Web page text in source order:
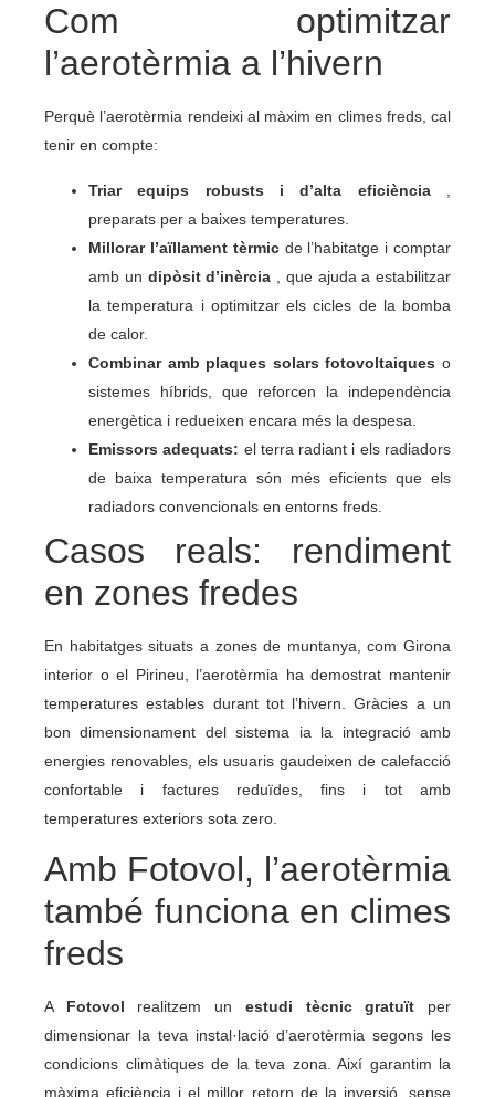
Com optimitzar
l’aerotèrmia a l’hivern
Perquè l’aerotèrmia rendeixi al màxim en climes freds, cal
tenir en compte:
Triar equips robusts i d’alta eficiència,
preparats per a baixes temperatures.
Millorar l’aïllament tèrmicde l’habitatge i comptar
amb un dipòsit d’inèrcia , que ajuda a estabilitzar
la temperatura i optimitzar els cicles de la bomba
de calor.
Combinar amb plaques solars fotovoltaiques o
sistemes híbrids, que reforcen la independència
energètica i redueixen encara més la despesa.
Emissors adequats: el terra radiant i els radiadors
de baixa temperatura són més eficients que els
radiadors convencionals en entorns freds.
Casos reals: rendiment
en zones fredes
En habitatges situats a zones de muntanya, com Girona
interior o el Pirineu, l’aerotèrmia ha demostrat mantenir
temperatures estables durant tot l’hivern. Gràcies a un
bon dimensionament del sistema ia la integració amb
energies renovables, els usuaris gaudeixen de calefacció
confortable i factures reduïdes, fins i tot amb
temperatures exteriors sota zero.
Amb Fotovol, l’aerotèrmia
també funciona en climes
freds
A Fotovol realitzem un estudi tècnic gratuït per
dimensionar la teva instal·lació d’aerotèrmia segons les
condicions climàtiques de la teva zona. Així garantim la
màxima eficiència i el millor retorn de la inversió, sense